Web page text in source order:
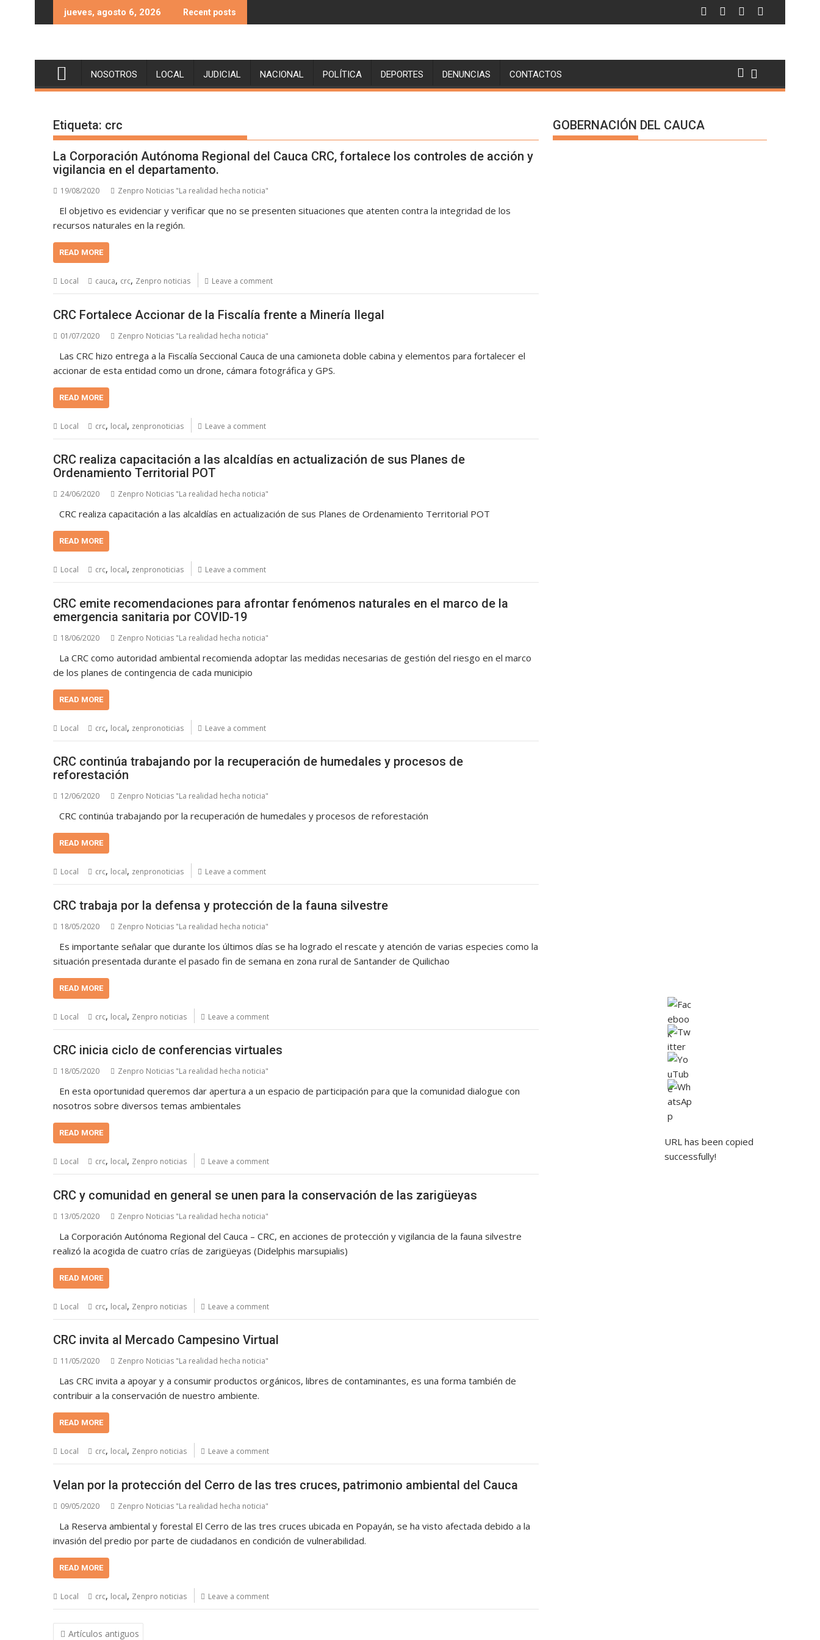
to
jueves, agosto 6, 2026 Recent posts
NOSOTROS LOCAL JUDICIAL NACIONAL POLÍTICA DEPORTES DENUNCIAS CONTACTOS
Etiqueta: crc
La Corporación Autónoma Regional del Cauca CRC, fortalece los controles de acción y
vigilancia en el departamento.
19/08/2020 Zenpro Noticias "La realidad hecha noticia"
El objetivo es evidenciar y verificar que no se presenten situaciones que atenten contra la integridad de los
recursos naturales en la región.
READ MORE
Local cauca, crc, Zenpro noticias Leave a comment
CRC Fortalece Accionar de la Fiscalía frente a Minería Ilegal
01/07/2020 Zenpro Noticias "La realidad hecha noticia"
Las CRC hizo entrega a la Fiscalía Seccional Cauca de una camioneta doble cabina y elementos para fortalecer el
accionar de esta entidad como un drone, cámara fotográfica y GPS.
READ MORE
Local crc, local, zenpronoticias Leave a comment
CRC realiza capacitación a las alcaldías en actualización de sus Planes de
Ordenamiento Territorial POT
24/06/2020 Zenpro Noticias "La realidad hecha noticia"
CRC realiza capacitación a las alcaldías en actualización de sus Planes de Ordenamiento Territorial POT
READ MORE
Local crc, local, zenpronoticias Leave a comment
CRC emite recomendaciones para afrontar fenómenos naturales en el marco de la
emergencia sanitaria por COVID-19
18/06/2020 Zenpro Noticias "La realidad hecha noticia"
La CRC como autoridad ambiental recomienda adoptar las medidas necesarias de gestión del riesgo en el marco
de los planes de contingencia de cada municipio
READ MORE
Local crc, local, zenpronoticias Leave a comment
CRC continúa trabajando por la recuperación de humedales y procesos de
reforestación
12/06/2020 Zenpro Noticias "La realidad hecha noticia"
CRC continúa trabajando por la recuperación de humedales y procesos de reforestación
READ MORE
Local crc, local, zenpronoticias Leave a comment
CRC trabaja por la defensa y protección de la fauna silvestre
18/05/2020 Zenpro Noticias "La realidad hecha noticia"
Es importante señalar que durante los últimos días se ha logrado el rescate y atención de varias especies como la
situación presentada durante el pasado fin de semana en zona rural de Santander de Quilichao
READ MORE
Local crc, local, Zenpro noticias Leave a comment
CRC inicia ciclo de conferencias virtuales
18/05/2020 Zenpro Noticias "La realidad hecha noticia"
En esta oportunidad queremos dar apertura a un espacio de participación para que la comunidad dialogue con
nosotros sobre diversos temas ambientales
READ MORE
Local crc, local, Zenpro noticias Leave a comment
CRC y comunidad en general se unen para la conservación de las zarigüeyas
13/05/2020 Zenpro Noticias "La realidad hecha noticia"
La Corporación Autónoma Regional del Cauca – CRC, en acciones de protección y vigilancia de la fauna silvestre
realizó la acogida de cuatro crías de zarigüeyas (Didelphis marsupialis)
READ MORE
Local crc, local, Zenpro noticias Leave a comment
CRC invita al Mercado Campesino Virtual
11/05/2020 Zenpro Noticias "La realidad hecha noticia"
Las CRC invita a apoyar y a consumir productos orgánicos, libres de contaminantes, es una forma también de
contribuir a la conservación de nuestro ambiente.
READ MORE
Local crc, local, Zenpro noticias Leave a comment
Velan por la protección del Cerro de las tres cruces, patrimonio ambiental del Cauca
09/05/2020 Zenpro Noticias "La realidad hecha noticia"
La Reserva ambiental y forestal El Cerro de las tres cruces ubicada en Popayán, se ha visto afectada debido a la
invasión del predio por parte de ciudadanos en condición de vulnerabilidad.
READ MORE
Local crc, local, Zenpro noticias Leave a comment
Navegación
Artículos antiguos
GOBERNACIÓN DEL CAUCA
Set
Youtu
URL has been copied
successfully!